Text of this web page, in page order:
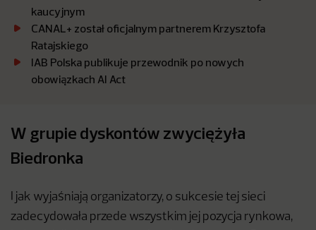
kaucyjnym
CANAL+ został oficjalnym partnerem Krzysztofa
Ratajskiego
IAB Polska publikuje przewodnik po nowych
obowiązkach AI Act
W grupie dyskontów zwyciężyła
Biedronka
I jak wyjaśniają organizatorzy, o sukcesie tej sieci
zadecydowała przede wszystkim jej pozycja rynkowa,